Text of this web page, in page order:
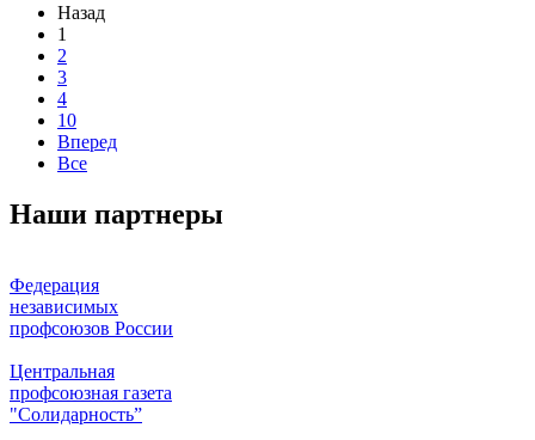
Назад
1
2
3
4
10
Вперед
Все
Наши партнеры
Федерация
независимых
профсоюзов России
Центральная
профсоюзная газета
"Солидарность”